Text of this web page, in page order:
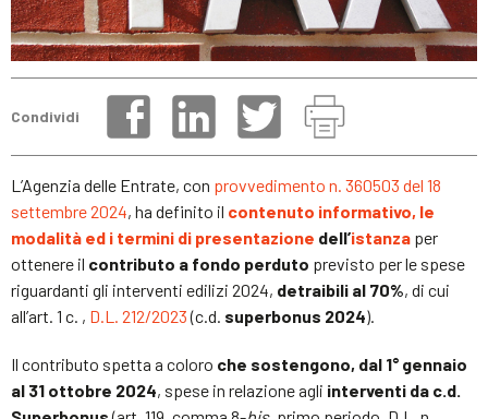
Condividi
L’Agenzia delle Entrate, con provvedimento n. 360503 del 18
settembre 2024, ha definito il contenuto informativo, le
modalità ed i termini di presentazione dell’istanza per
ottenere il contributo a fondo perduto previsto per le spese
riguardanti gli interventi edilizi 2024, detraibili al 70%, di cui
all’art. 1 c. , D.L. 212/2023(c.d. superbonus 2024).
Il contributo spetta a coloro che sostengono, dal 1° gennaio
al 31 ottobre 2024, spese in relazione agli interventi da c.d.